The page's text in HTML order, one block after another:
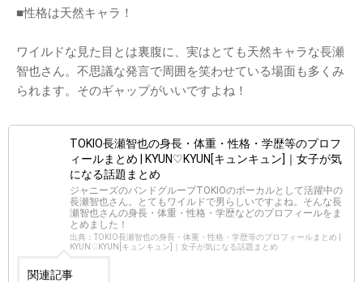
■性格は天然キャラ！
ワイルドな見た目とは裏腹に、実はとても天然キャラな長瀬
智也さん。不思議な発言で周囲を笑わせている場面も多くみ
られます。そのギャップがいいですよね！
TOKIO長瀬智也の身長・体重・性格・学歴等のプロフ
ィールまとめ | KYUN♡KYUN[キュンキュン]｜女子が気
になる話題まとめ
ジャニーズのバンドグループTOKIOのボーカルとして活躍中の
長瀬智也さん。とてもワイルドで男らしいですよね。そんな長
瀬智也さんの身長・体重・性格・学歴などのプロフィールをま
とめました！
出典：TOKIO長瀬智也の身長・体重・性格・学歴等のプロフィールまとめ |
KYUN♡KYUN[キュンキュン]｜女子が気になる話題まとめ
関連記事